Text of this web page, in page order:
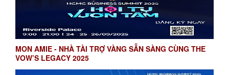
MON AMIE - NHÀ TÀI TRỢ VÀNG SẴN SÀNG CÙNG THE
VOW’S LEGACY 2025